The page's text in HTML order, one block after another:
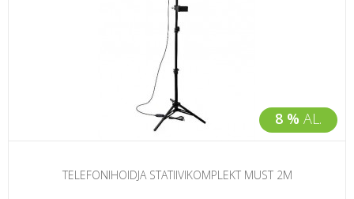
8 % AL.
TELEFONIHOIDJA STATIIVIKOMPLEKT MUST 2M